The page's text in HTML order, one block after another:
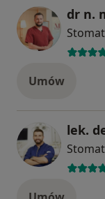
dr n.
Umów
lek.